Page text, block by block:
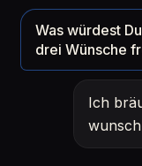
Was würdest
drei Wünsche
Ich